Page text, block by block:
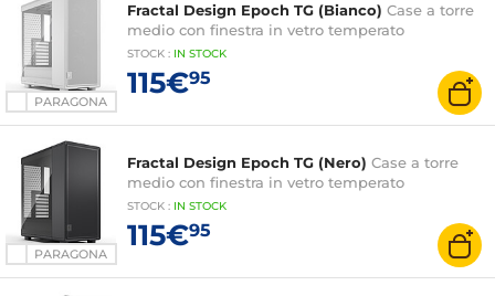
PARAGONA
Fractal Design Epoch TG (Bianco) Case a torre
medio con finestra in vetro temperato
STOCK : IN STOCK
115€95
PARAGONA
Fractal Design Epoch TG (Nero) Case a torre
medio con finestra in vetro temperato
STOCK : IN STOCK
115€95